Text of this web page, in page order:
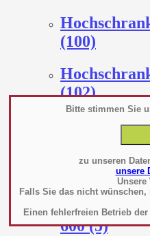
Bitte stimmen Sie
zu unseren
unsere
Unsere
Falls Sie das nicht
Einen fehlerfreien Betrieb
(100)
(102)
Regale (327)
600 (5)